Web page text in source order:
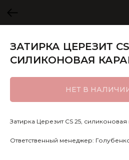
ЗАТИРКА ЦЕРЕЗИТ CS
СИЛИКОНОВАЯ
НЕТ В
Затирка Церезит CS 25,
Ответственный менеджер: